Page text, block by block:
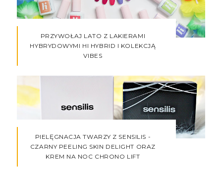
PRZYWOŁAJ LATO Z LAKIERAMI
HYBRYDOWYMI HI HYBRID I KOLEKCJĄ
VIBES
PIELĘGNACJA TWARZY Z SENSILIS -
CZARNY PEELING SKIN DELIGHT ORAZ
KREM NA NOC CHRONO LIFT